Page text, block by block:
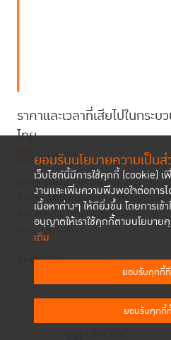
ยอมรับนโยบายความเป็น
เว็บไซต์นี้มีการใช้คุกกี้ (cookie)
งานและเพิ่มความพึงพอใจต่อการ
เนื้อหาต่างๆ ให้ดียิ่งขึ้น โดยการเข้
อนุญาตให้เราใช้คุกกี้ตามนโยบาย
เติม
ยอมรับคุกกี้ที่
ยอมรับคุกกี้
ราคาและเวลาที่เสียไปในกระ
ไทย
26 มี.ค. 2568
บทสรุปรายงานวิจัยเพื่อการพัฒนาฐานข้อมู
จ่ายที่เกิดขึ้นในกระบวนการยุติธรรมทาง
สภาวการณ์ปัจจุบันและจุดประกายการพัฒ
#กระบวนการยุติธรรมทางอาญา
Read More